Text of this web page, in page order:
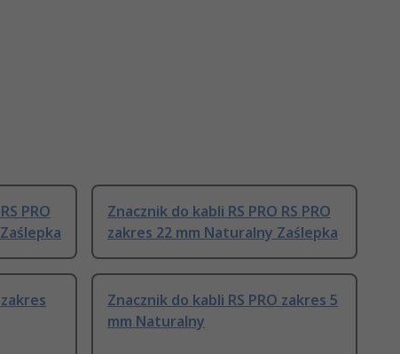
PRO
Znacznik do kabli RS PRO RS PRO
zakres 22 mm Naturalny Zaślepka
Znacznik do kabli RS PRO zakres 5
mm Naturalny